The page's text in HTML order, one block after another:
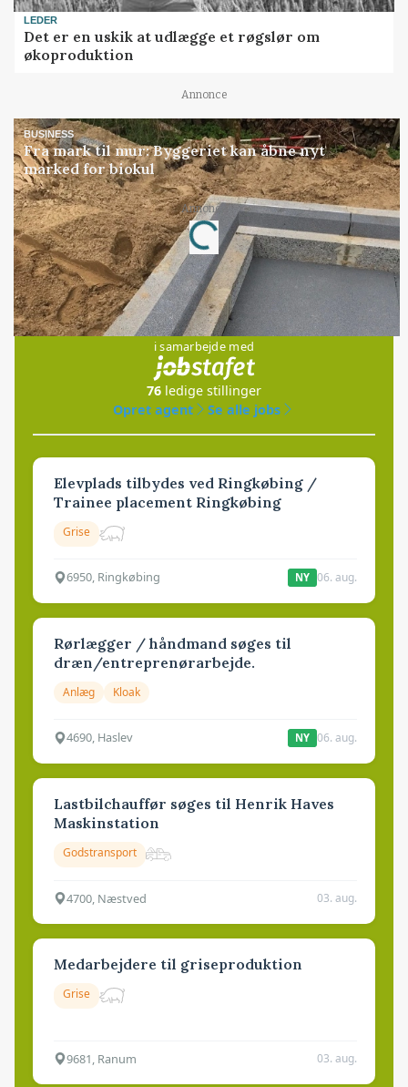
LEDER
Det er en uskik at udlægge et røgslør om
økoproduktion
Annonce
BUSINESS
Fra mark til mur: Byggeriet kan åbne nyt
marked for biokul
Annonce
Loading...
Jobs
i samarbejde med
76 ledige stillinger
Opret agent
Se alle jobs
Elevplads tilbydes ved Ringkøbing /
Trainee placement Ringkøbing
Grise
6950, Ringkøbing NY 06. aug.
Rørlægger / håndmand søges til
dræn/entreprenørarbejde.
Anlæg Kloak
4690, Haslev NY 06. aug.
Lastbilchauffør søges til Henrik Haves
Maskinstation
Godstransport
4700, Næstved 03. aug.
Medarbejdere til griseproduktion
Grise
9681, Ranum 03. aug.